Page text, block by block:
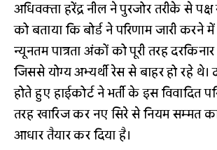
अधिवक्ता हरेंद्र नील ने पुरजोर तरीके से पक्ष
को बताया कि बोर्ड ने परिणाम जारी करने
न्यूनतम पात्रता अंकों को पूरी तरह
जिससे योग्य अभ्यर्थी रेस से बाहर हो रहे
होते हुए हाईकोर्ट ने भर्ती के इस विवादित
तरह खारिज कर नए सिरे से नियम सम्मत
आधार तैयार कर दिया है।